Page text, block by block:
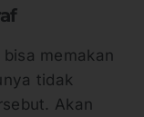
memakan
tidak
Akan